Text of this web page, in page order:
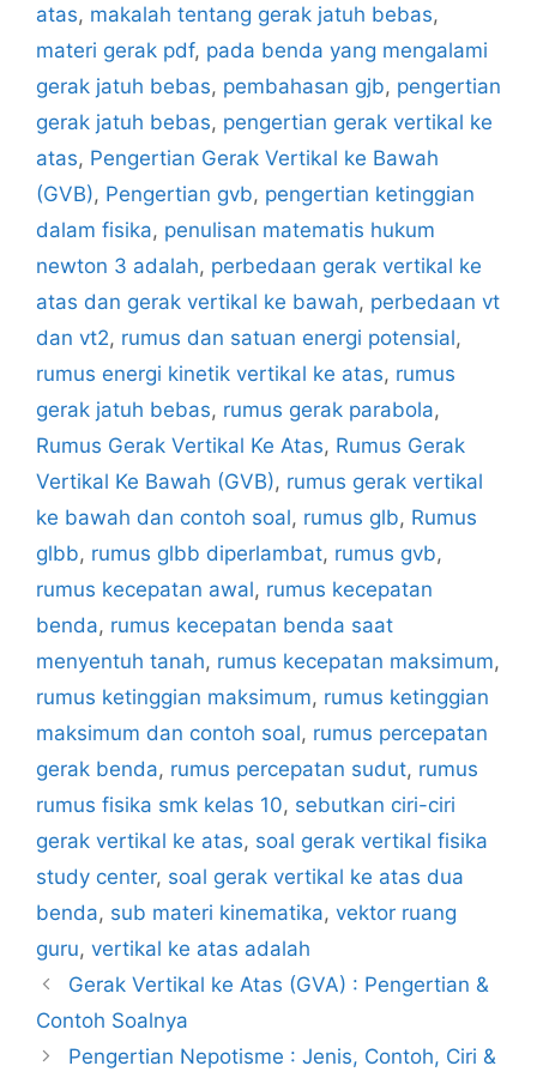
atas, makalah tentang gerak jatuh bebas,
materi gerak pdf, pada benda yang mengalami
gerak jatuh bebas, pembahasan gjb, pengertian
gerak jatuh bebas, pengertian gerak vertikal ke
atas, Pengertian Gerak Vertikal ke Bawah
(GVB), Pengertian gvb, pengertian ketinggian
dalam fisika, penulisan matematis hukum
newton 3 adalah, perbedaan gerak vertikal ke
atas dan gerak vertikal ke bawah, perbedaan vt
dan vt2, rumus dan satuan energi potensial,
rumus energi kinetik vertikal ke atas, rumus
gerak jatuh bebas, rumus gerak parabola,
Rumus Gerak Vertikal Ke Atas, Rumus Gerak
Vertikal Ke Bawah (GVB), rumus gerak vertikal
ke bawah dan contoh soal, rumus glb, Rumus
glbb, rumus glbb diperlambat, rumus gvb,
rumus kecepatan awal, rumus kecepatan
benda, rumus kecepatan benda saat
menyentuh tanah, rumus kecepatan maksimum,
rumus ketinggian maksimum, rumus ketinggian
maksimum dan contoh soal, rumus percepatan
gerak benda, rumus percepatan sudut, rumus
rumus fisika smk kelas 10, sebutkan ciri-ciri
gerak vertikal ke atas, soal gerak vertikal fisika
study center, soal gerak vertikal ke atas dua
benda, sub materi kinematika, vektor ruang
guru, vertikal ke atas adalah
Gerak Vertikal ke Atas (GVA) : Pengertian &
Contoh Soalnya
Pengertian Nepotisme : Jenis, Contoh, Ciri &